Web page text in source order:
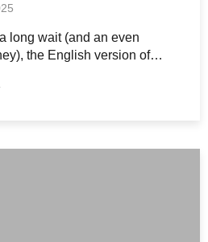
long wait (and an even
the English version of…